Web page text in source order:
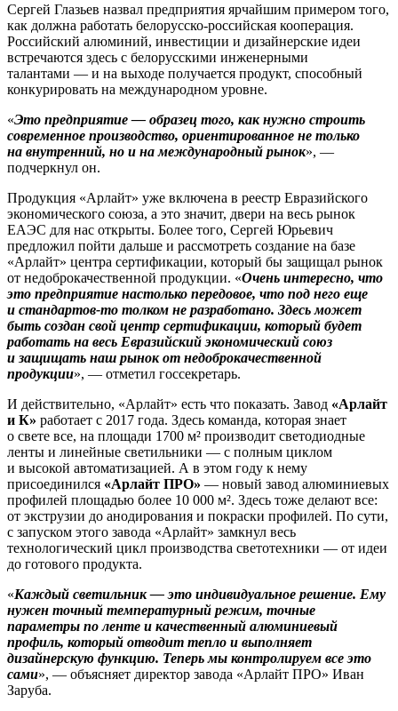
Сергей Глазьев назвал предприятия ярчайшим примером того,
как должна работать белорусско-российская кооперация.
Российский алюминий, инвестиции и дизайнерские идеи
встречаются здесь с белорусскими инженерными
талантами — и на выходе получается продукт, способный
конкурировать на международном уровне.
«Это предприятие — образец того, как нужно строить
современное производство, ориентированное не только
на внутренний, но и на международный рынок», —
подчеркнул он.
Продукция «Арлайт» уже включена в реестр Евразийского
экономического союза, а это значит, двери на весь рынок
ЕАЭС для нас открыты. Более того, Сергей Юрьевич
предложил пойти дальше и рассмотреть создание на базе
«Арлайт» центра сертификации, который бы защищал рынок
от недоброкачественной продукции. «Очень интересно, что
это предприятие настолько передовое, что под него еще
и стандартов-то толком не разработано. Здесь может
быть создан свой центр сертификации, который будет
работать на весь Евразийский экономический союз
и защищать наш рынок от недоброкачественной
продукции», — отметил госсекретарь.
И действительно, «Арлайт» есть что показать. Завод «Арлайт
и К» работает с 2017 года. Здесь команда, которая знает
о свете все, на площади 1700 м² производит светодиодные
ленты и линейные светильники — с полным циклом
и высокой автоматизацией. А в этом году к нему
присоединился «Арлайт ПРО» — новый завод алюминиевых
профилей площадью более 10 000 м². Здесь тоже делают все:
от экструзии до анодирования и покраски профилей. По сути,
с запуском этого завода «Арлайт» замкнул весь
технологический цикл производства светотехники — от идеи
до готового продукта.
«Каждый светильник — это индивидуальное решение. Ему
нужен точный температурный режим, точные
параметры по ленте и качественный алюминиевый
профиль, который отводит тепло и выполняет
дизайнерскую функцию. Теперь мы контролируем все это
сами», — объясняет директор завода «Арлайт ПРО» Иван
Заруба.